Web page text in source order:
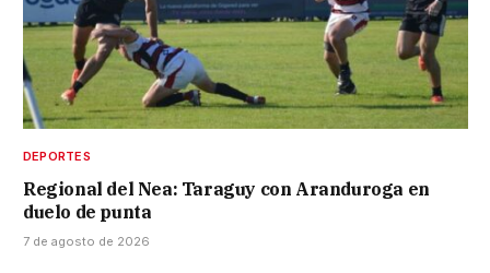
DEPORTES
Regional del Nea: Taraguy con Aranduroga en
duelo de punta
7 de agosto de 2026